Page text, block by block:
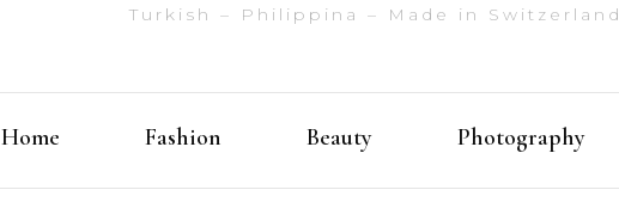
Turkish – Philippina – Made in Switzerland
Home Fashion Beauty Photography